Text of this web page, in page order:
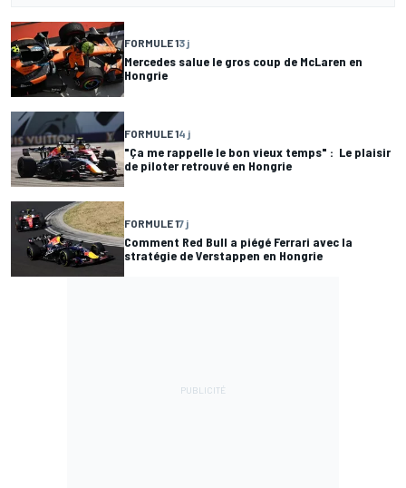
FORMULE 13 j
Mercedes salue le gros coup de McLaren en
Hongrie
FORMULE 14 j
"Ça me rappelle le bon vieux temps" : Le plaisir
de piloter retrouvé en Hongrie
FORMULE 17 j
Comment Red Bull a piégé Ferrari avec la
stratégie de Verstappen en Hongrie